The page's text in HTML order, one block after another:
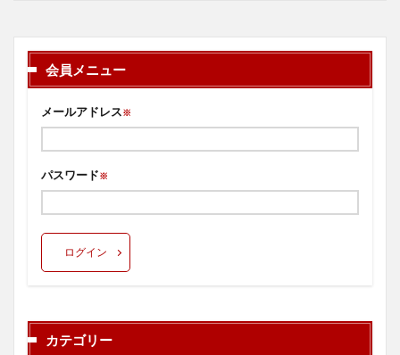
会員メニュー
メールアドレス※
パスワード※
ログイン
カテゴリー